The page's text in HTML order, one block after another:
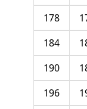
178
184
190
196